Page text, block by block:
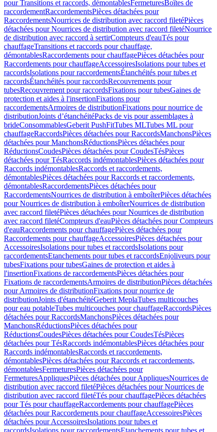
pour Transitions et raccords, démontablesFermeturesBoîtes de
raccordementRaccordementsPièces détachées pour
RaccordementsNourrices de distribution avec raccord filetéPièces
détachées pour Nourrices de distribution avec raccord filetéNourrice
de distribution avec raccord à sertirCompteurs d'eauTés pour
chauffageTransitions et raccords pour chauffage,
démontablesRaccordements pour chauffagePièces détachées pour
Raccordements pour chauffageAccessoiresIsolations pour tubes et
raccordsIsolations pour raccordementsÉtanchéités pour tubes et
raccordsÉtanchéités pour raccordsRecouvrements pour
tubesRecouvrement pour raccordsFixations pour tubesGaines de
protection et aides à l'insertionFixations pour
raccordementsArmoires de distributionFixations pour nourrice de
distributionJoints d’étanchéitéPacks de vis pour assemblages à
brideConsommablesGeberit PushFitTubes MLTubes ML pour
chauffageRaccordsPièces détachées pour RaccordsManchonsPièces
détachées pour ManchonsRéductionsPièces détachées pour
RéductionsCoudesPièces détachées pour CoudesTésPièces
détachées pour TésRaccords indémontablesPièces détachées pour
Raccords indémontablesRaccords et raccordements,
démontablesPièces détachées pour Raccords et raccordements,
démontablesRaccordementsPièces détachées pour
RaccordementsNourrices de distribution à emboîterPièces détachées
pour Nourrices de distribution à emboîterNourrices de distribution
avec raccord filetéPièces détachées pour Nourrices de distribution
avec raccord filetéCompteurs d'eauPièces détachées pour Compteurs
d'eauRaccordements pour chauffagePièces détachées pour
Raccordements pour chauffageAccessoiresPièces détachées pour
AccessoiresIsolations pour tubes et raccordsIsolations pour
raccordementsEtanchements pour tubes et raccordsEnjoliveurs pour
tubesFixations pour tubesGaines de protection et aides à
l'insertionFixations de raccordementsPièces détachées pour
Fixations de raccordementsArmoires de distributionPièces détachées
pour Armoires de distributionFixations pour nourrice de
distributionJoints d'étanchéitéGeberit MeplaTubes multicouches
pour eau potableTubes multicouches pour chauffageRaccordsPièces
détachées pour RaccordsManchonsPièces détachées pour
ManchonsRéductionsPièces détachées pour
RéductionsCoudesPièces détachées pour CoudesTésPièces
détachées pour TésRaccords indémontablesPièces détachées pour
Raccords indémontablesRaccords et raccordements,
démontablesPièces détachées pour Raccords et raccordements,
démontablesFermeturesPièces détachées pour
FermeturesAppliquesPièces détachées pour AppliquesNourrices de
distribution avec raccord filetéPièces détachées pour Nourrices de
distribution avec raccord filetéTés pour chauffagePièces détachées
pour Tés pour chauffageRaccordements pour chauffagePièces
détachées pour Raccordements pour chauffageAccessoiresPièces
détachées pour AccessoiresIsolations pour tubes et
raccordsIsolations pour raccordementsEtanchements pour tubes et